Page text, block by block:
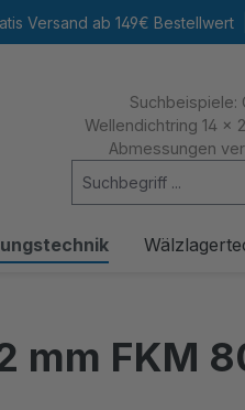
Versand ab 149€ Bestellwert
Suchbeispiele:
Wellendichtring 14 x
Abmessungen
mm FKM